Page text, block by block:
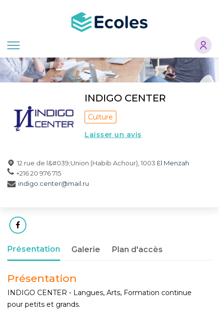
principal
INDIGO CENTER
Culture
Laisser un avis
12 rue de l&#039;Union (Habib Achour), 1003 El Menzah
+216 20 976 715
indigo.center@mail.ru
Présentation Galerie Plan d'accès
Présentation
INDIGO CENTER - Langues, Arts, Formation continue
pour petits et grands.